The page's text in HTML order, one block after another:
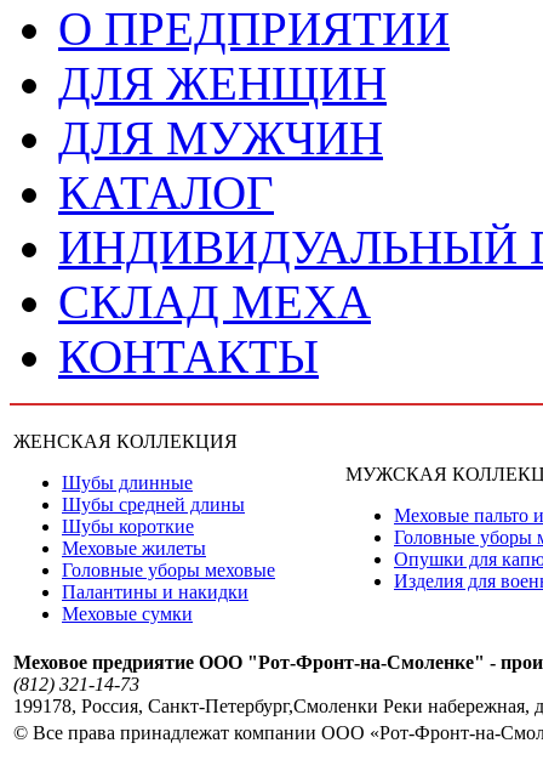
О ПРЕДПРИЯТИИ
ДЛЯ ЖЕНЩИН
ДЛЯ МУЖЧИН
КАТАЛОГ
ИНДИВИДУАЛЬНЫЙ
СКЛАД МЕХА
КОНТАКТЫ
ЖЕНСКАЯ КОЛЛЕКЦИЯ
Шубы длинные
Шубы средней длины
Шубы короткие
Меховые жилеты
Головные уборы меховые
Палантины и накидки
Меховые сумки
МУЖСКАЯ
Меховые пальто
Головные уборы
Опушки для
Изделия для
Меховое предриятие ООО "Рот-Фронт-на-Смоленке" -
(812) 321-14-73
199178, Россия, Санкт-Петербург,Смоленки Реки набережная,
© Все права принадлежат компании ООО «Рот-Фронт-на-